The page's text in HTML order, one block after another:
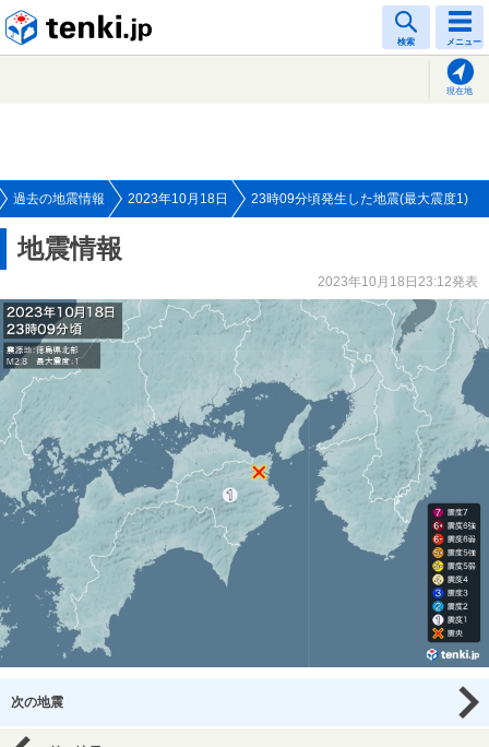
検索 メニュー
現在地
過去の地震情報 2023年10月18日 23時09分頃発生した地震(最大震度1)
地震情報
2023年10月18日23:12発表
次の地震